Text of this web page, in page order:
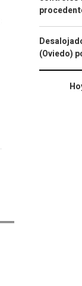
(Oviedo)